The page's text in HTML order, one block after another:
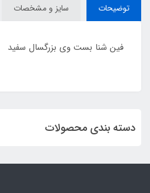
توضیحات سایز و مشخصات
فین شنا بست وی بزرگسال سفید
دسته بندی محصولات